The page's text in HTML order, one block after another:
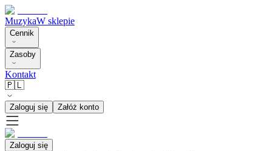
MuzykaW sklepie
Cennik
Zasoby
Kontakt
🇵🇱
Zaloguj się Załóż konto
Zaloguj się